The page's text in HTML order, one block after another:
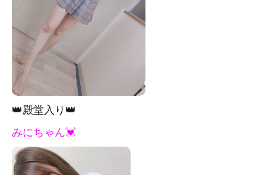
👑殿堂入り👑
みにちゃん💓